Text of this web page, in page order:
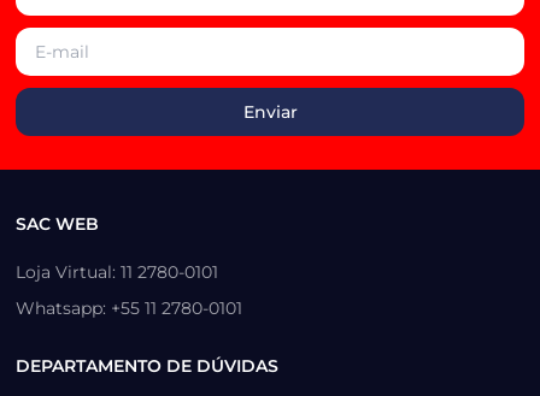
SAC WEB
Loja Virtual: 11 2780-0101
Whatsapp: +55 11 2780-0101
DEPARTAMENTO DE DÚVIDAS